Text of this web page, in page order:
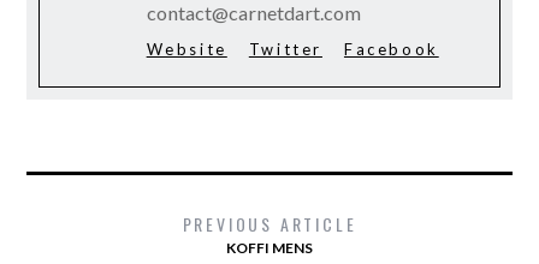
contact@carnetdart.com
Website Twitter Facebook
PREVIOUS ARTICLE
KOFFI MENS